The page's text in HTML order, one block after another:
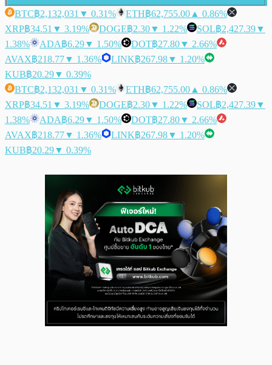
BTC฿2,132,031 ▼ 0.31% ETH฿62,755.00 ▲ 0.86%
XRP฿34.51 ▼ 3.19% DOGE฿2.30▼ 1.22% SOL฿2,427.39▼
1.38%
ADA฿6.29▼ 1.50% DOT฿27.80▼ 2.66%
AVAX฿218.77▼ 1.36% LINK฿267.98▼ 1.20%
KUB฿20.29▼ 0.39%
BTC฿2,132,031 ▼ 0.31% ETH฿62,755.00 ▲ 0.86%
XRP฿34.51 ▼ 3.19% DOGE฿2.30▼ 1.22% SOL฿2,427.39▼
1.38%
ADA฿6.29▼ 1.50% DOT฿27.80▼ 2.66%
AVAX฿218.77▼ 1.36% LINK฿267.98▼ 1.20%
KUB฿20.29▼ 0.39%